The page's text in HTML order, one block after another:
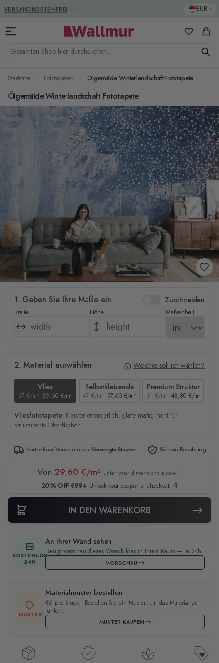
Zum Inhalt springen EUR
Gesamten Shop hier durchsuchen...
Meine
GREENGUARD ZERTIFIZIERT
Startseite Fototapeten Ölgemälde Winterlandschaft Fototapete
Ölgemälde Winterlandschaft Fototapete
1. Geben Sie Ihre Maße ein Zuschneiden
Breite Höhe Maßeinheit
2. Material auswählen Welches soll ich wählen?
Vlies
37 €/m² 29,60 €/m²
Selbstklebende
47 €/m² 37,60 €/m²
Premium Struktur
61 €/m² 48,80 €/m²
Vliesfototapete: Kleister erforderlich, glatte matte, nicht für
strukturierte Oberflächen
Kostenloser Versand nachVereinigte Staaten Sichere Bezahlung
Von 29,60 €/m² Enter your dimensions above ↑
20% OFF €99+ Unlock your coupon at checkout! 🔖
IN DEN WARENKORB
KOSTENLOS
24H
An Ihrer Wand sehen
Designvorschau dieses Wandbildes in Ihrem Raum — in 24h.
VORSCHAU
MUSTER
Materialmuster bestellen
€6 pro Stück · Bestellen Sie ein Muster, um das Material zu
fühlen.
MUSTER KAUFEN